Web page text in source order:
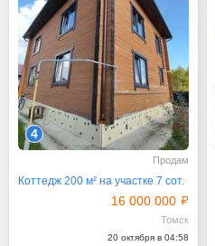
4
Продам
Коттедж 200 м² на участке 7 сот.
16 000 000
Томск
20 октября в 04:58